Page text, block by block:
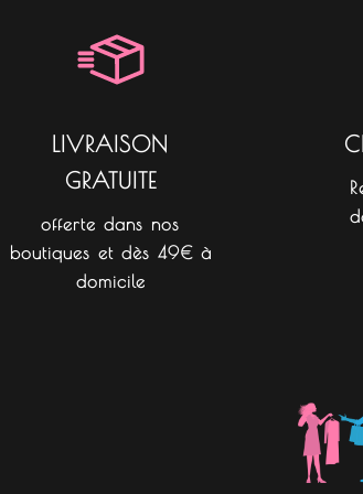
LIVRAISON
GRATUITE
offerte dans nos
boutiques et dès 49€ à
domicile